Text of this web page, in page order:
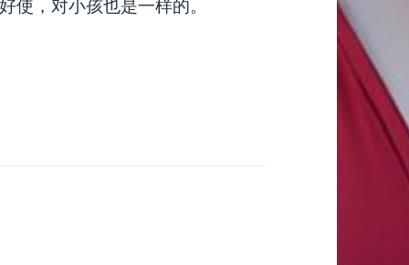
使，对小孩也是一样的。